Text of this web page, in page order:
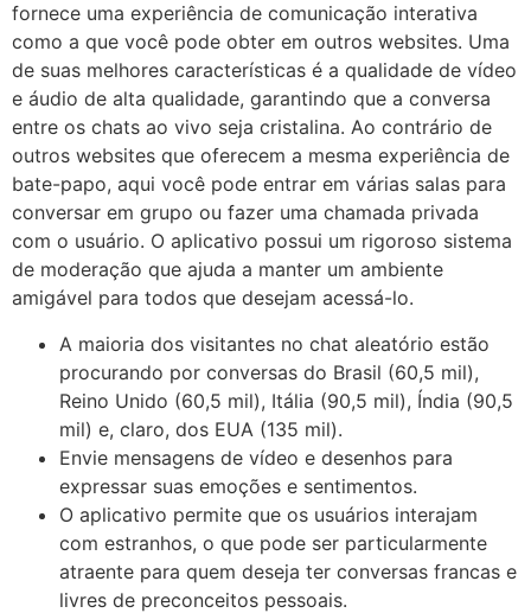
fornece uma experiência de comunicação interativa
como a que você pode obter em outros websites. Uma
de suas melhores características é a qualidade de vídeo
e áudio de alta qualidade, garantindo que a conversa
entre os chats ao vivo seja cristalina. Ao contrário de
outros websites que oferecem a mesma experiência de
bate-papo, aqui você pode entrar em várias salas para
conversar em grupo ou fazer uma chamada privada
com o usuário. O aplicativo possui um rigoroso sistema
de moderação que ajuda a manter um ambiente
amigável para todos que desejam acessá-lo.
A maioria dos visitantes no chat aleatório estão
procurando por conversas do Brasil (60,5 mil),
Reino Unido (60,5 mil), Itália (90,5 mil), Índia (90,5
mil) e, claro, dos EUA (135 mil).
Envie mensagens de vídeo e desenhos para
expressar suas emoções e sentimentos.
O aplicativo permite que os usuários interajam
com estranhos, o que pode ser particularmente
atraente para quem deseja ter conversas francas e
livres de preconceitos pessoais.